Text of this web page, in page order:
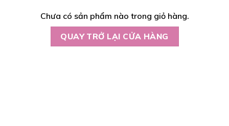
Chưa có sản phẩm nào trong giỏ hàng.
QUAY TRỞ LẠI CỬA HÀNG